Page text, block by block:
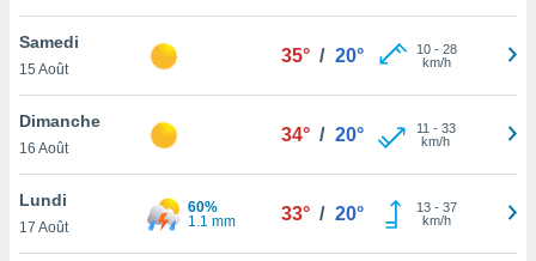
la
du
en
Samedi
15 Août
35° / 20° 10- 28
km/h
Dimanche
16 Août
34° / 20° 11 - 33
km/h
Lundi
17 Août
60%
1.1 mm
33° / 20° 13- 37
km/h